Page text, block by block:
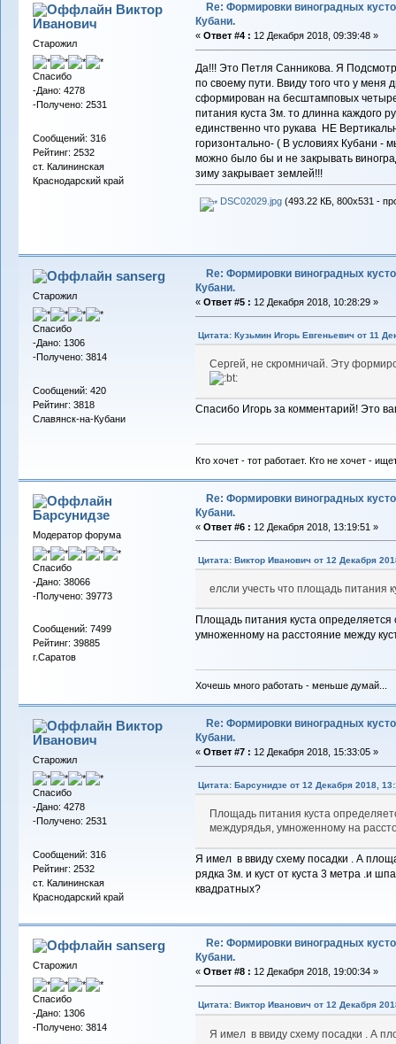
Виктор
Иванович
Старожил
Спасибо
-Дано: 4278
-Получено: 2531
Сообщений: 316
Рейтинг: 2532
ст. Калининская
Краснодарский край
Re: Формировки виноградных
Кубани.
« Ответ #4 : 12 Декабря 2018, 09:39:48 »
Да!!! Это Петля Санникова. Я
по своему пути. Ввиду того что у меня
сформирован на бесштамповых
питания куста 3м. то длинна каждого
единственно что рукава НЕ
горизонтально- ( В условиях Кубани -
можно было бы и не закрывать
зиму закрывает землей!!!
DSC02029.jpg(493.22 КБ, 800x531 -
sanserg
Старожил
Спасибо
-Дано: 1306
-Получено: 3814
Сообщений: 420
Рейтинг: 3818
Славянск-на-Кубани
Re: Формировки виноградных
Кубани.
« Ответ #5 : 12 Декабря 2018, 10:28:29 »
Цитата: Кузьмин Игорь Евгеньевич от 11
Сергей, не скромничай. Эту
Спасибо Игорь за комментарий! Это
Кто хочет - тот работает. Кто не хочет -
Барсунидзе
Модератор форума
Спасибо
-Дано: 38066
-Получено: 39773
Сообщений: 7499
Рейтинг: 39885
г.Саратов
Re: Формировки виноградных
Кубани.
« Ответ #6 : 12 Декабря 2018, 13:19:51 »
Цитата: Виктор Иванович от 12 Декабря
елсли учесть что площадь питания
Площадь питания куста
умноженному на расстояние между
Хочешь много работать - меньше думай...
Виктор
Иванович
Старожил
Спасибо
-Дано: 4278
-Получено: 2531
Сообщений: 316
Рейтинг: 2532
ст. Калининская
Краснодарский край
Re: Формировки виноградных
Кубани.
« Ответ #7 : 12 Декабря 2018, 15:33:05 »
Цитата: Барсунидзе от 12 Декабря 2018,
Площадь питания куста
междурядья, умноженному на
Я имел в ввиду схему посадки . А
рядка 3м. и куст от куста 3 метра .и
квадратных?
sanserg
Старожил
Спасибо
-Дано: 1306
-Получено: 3814
Re: Формировки виноградных
Кубани.
« Ответ #8 : 12 Декабря 2018, 19:00:34 »
Цитата: Виктор Иванович от 12 Декабря
Я имел в ввиду схему посадки . А